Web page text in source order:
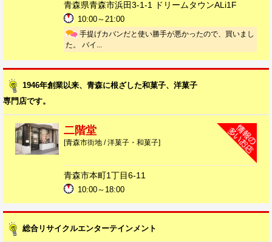
青森県青森市浜田3-1-1 ドリームタウンALi1F
10:00～21:00
手提げカバンだと使い勝手が悪かったので、買いまし
た。 バイ...
1946年創業以来、青森に根ざした和菓子、洋菓子
専門店です。
二階堂
[青森市街地 / 洋菓子・和菓子]
青森市本町1丁目6-11
10:00～18:00
総合リサイクルエンターテインメント